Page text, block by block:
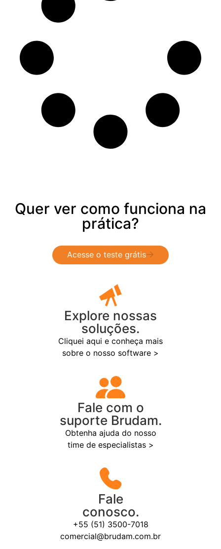
Quer ver como funciona na
prática?
Acesse o teste grátis
Explore nossas
soluções.
Cliquei aqui e conheça mais
sobre o nosso software >
Fale com o
suporte Brudam.
Obtenha ajuda do nosso
time de especialistas >
Fale
conosco.
+55 (51) 3500-7018
comercial@brudam.com.br